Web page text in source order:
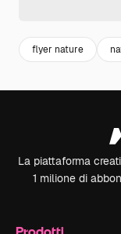
flyer nature
La piattaforma
1 milione di